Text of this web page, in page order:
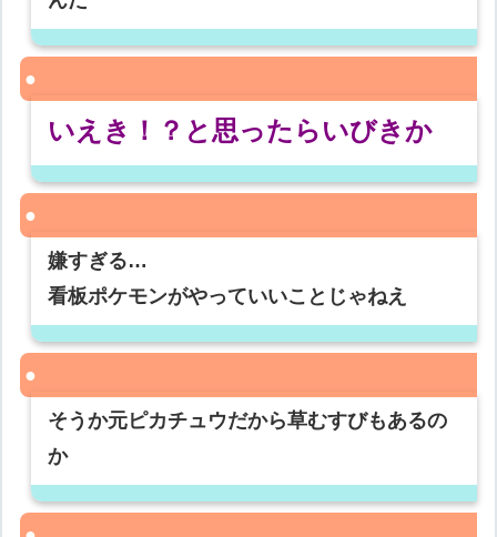
いえき！？と思ったらいびきか
嫌すぎる…
看板ポケモンがやっていいことじゃねえ
そうか元ピカチュウだから草むすびもあるの
か